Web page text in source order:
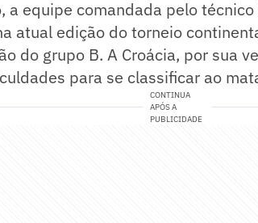
a equipe comandada pelo
atual edição do torneio
do grupo B. A Croácia, por sua
para se classificar ao
CONTINUA
APÓS A
PUBLICIDADE